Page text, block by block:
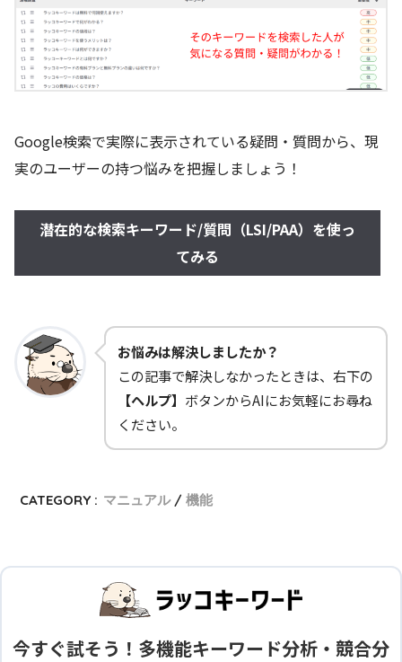
Google検索で実際に表示されている疑問・質問から、現
実のユーザーの持つ悩みを把握しましょう！
潜在的な検索キーワード/質問（LSI/PAA）を使っ
てみる
お悩みは解決しましたか？
この記事で解決しなかったときは、右下の
【ヘルプ】 ボタンからAIにお気軽にお尋ね
ください。
CATEGORY : マニュアル 機能
今すぐ試そう！多機能キーワード分析・競合分